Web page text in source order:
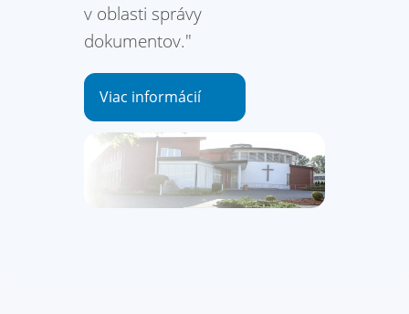
v oblasti správy
dokumentov."
Viac informácií